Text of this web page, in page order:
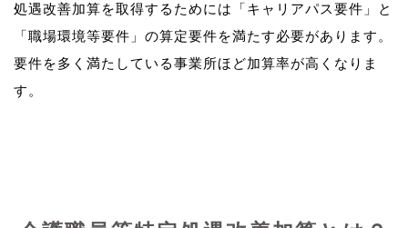
処遇改善加算を取得するためには「キャリアパス要件」と
「職場環境等要件」の算定要件を満たす必要があります。
要件を多く満たしている事業所ほど加算率が高くなりま
す。